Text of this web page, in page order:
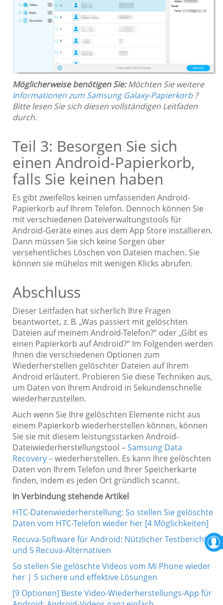
Möglicherweise benötigen Sie:Möchten Sie weitere
Informationen zum Samsung Galaxy-Papierkorb?
Bitte lesen Sie sich diesen vollständigen Leitfaden
durch.
Teil 3: Besorgen Sie sich
einen Android-Papierkorb,
falls Sie keinen haben
Es gibt zweifellos keinen umfassenden Android-
Papierkorb auf Ihrem Telefon. Dennoch können Sie
mit verschiedenen Dateiverwaltungstools für
Android-Geräte eines aus dem App Store installieren.
Dann müssen Sie sich keine Sorgen über
versehentliches Löschen von Dateien machen. Sie
können sie mühelos mit wenigen Klicks abrufen.
Abschluss
Dieser Leitfaden hat sicherlich Ihre Fragen
beantwortet, z. B. „Was passiert mit gelöschten
Dateien auf meinem Android-Telefon?“ oder „Gibt es
einen Papierkorb auf Android?“ Im Folgenden werden
Ihnen die verschiedenen Optionen zum
Wiederherstellen gelöschter Dateien auf Ihrem
Android erläutert. Probieren Sie diese Techniken aus,
um Daten von Ihrem Android in Sekundenschnelle
wiederherzustellen.
Auch wenn Sie Ihre gelöschten Elemente nicht aus
einem Papierkorb wiederherstellen können, können
Sie sie mit diesem leistungsstarken Android-
Dateiwiederherstellungstool –Samsung Data
Recovery –wiederherstellen. Es kann Ihre gelöschten
Daten von Ihrem Telefon und Ihrer Speicherkarte
finden, indem es jeden Ort gründlich scannt.
In Verbindung stehende Artikel
HTC-Datenwiederherstellung: So stellen Sie gelöschte
Daten vom HTC-Telefon wieder her [4 Möglichkeiten]
Recuva-Software für Android: Nützlicher Testbericht
und 5 Recuva-Alternativen
So stellen Sie gelöschte Videos vom Mi Phone wieder
her | 5 sichere und effektive Lösungen
[9 Optionen] Beste Video-Wiederherstellungs-App für